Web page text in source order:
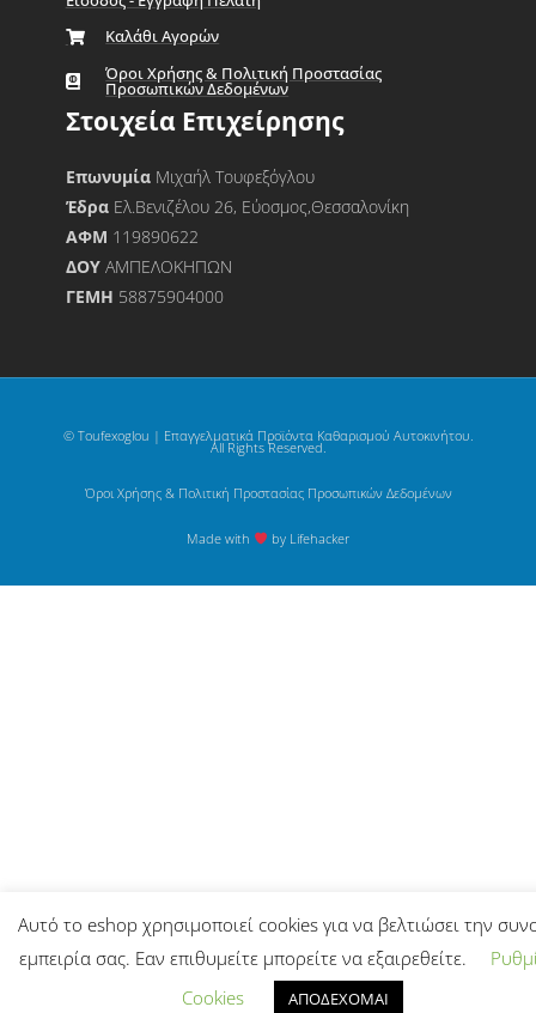
Καλάθι Αγορών
Όροι Χρήσης & Πολιτική Προστασίας
Προσωπικών Δεδομένων
Στοιχεία Επιχείρησης
Επωνυμία Μιχαήλ Τουφεξόγλου
Έδρα Ελ.Βενιζέλου 26, Εύοσμος,Θεσσαλονίκη
ΑΦΜ 119890622
ΔΟΥΑΜΠΕΛΟΚΗΠΩΝ
ΓΕΜΗ 58875904000
© Toufexoglou | Επαγγελματικά Προϊόντα Καθαρισμού Αυτοκινήτου.
All Rights Reserved.
Όροι Χρήσης & Πολιτική Προστασίας Προσωπικών Δεδομένων
Made with by Lifehacker
Αυτό το eshop χρησιμοποιεί cookies για να βελτιώσει την
εμπειρία σας. Εαν επιθυμείτε μπορείτε να εξαιρεθείτε.
Cookies
ΑΠΟΔΕΧΟΜΑΙ